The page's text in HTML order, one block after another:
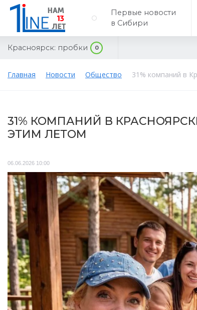
Первые новости
в Сибири
Красноярск: пробки 0
Главная Новости Общество 31% компаний в
31% КОМПАНИЙ В
ЭТИМ ЛЕТОМ
06.06.2026 10:00